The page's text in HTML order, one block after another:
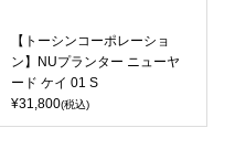
【トーシンコーポレーショ
ン】NUプランター ニューヤ
ード ケイ 01 S
¥31,800(税込)